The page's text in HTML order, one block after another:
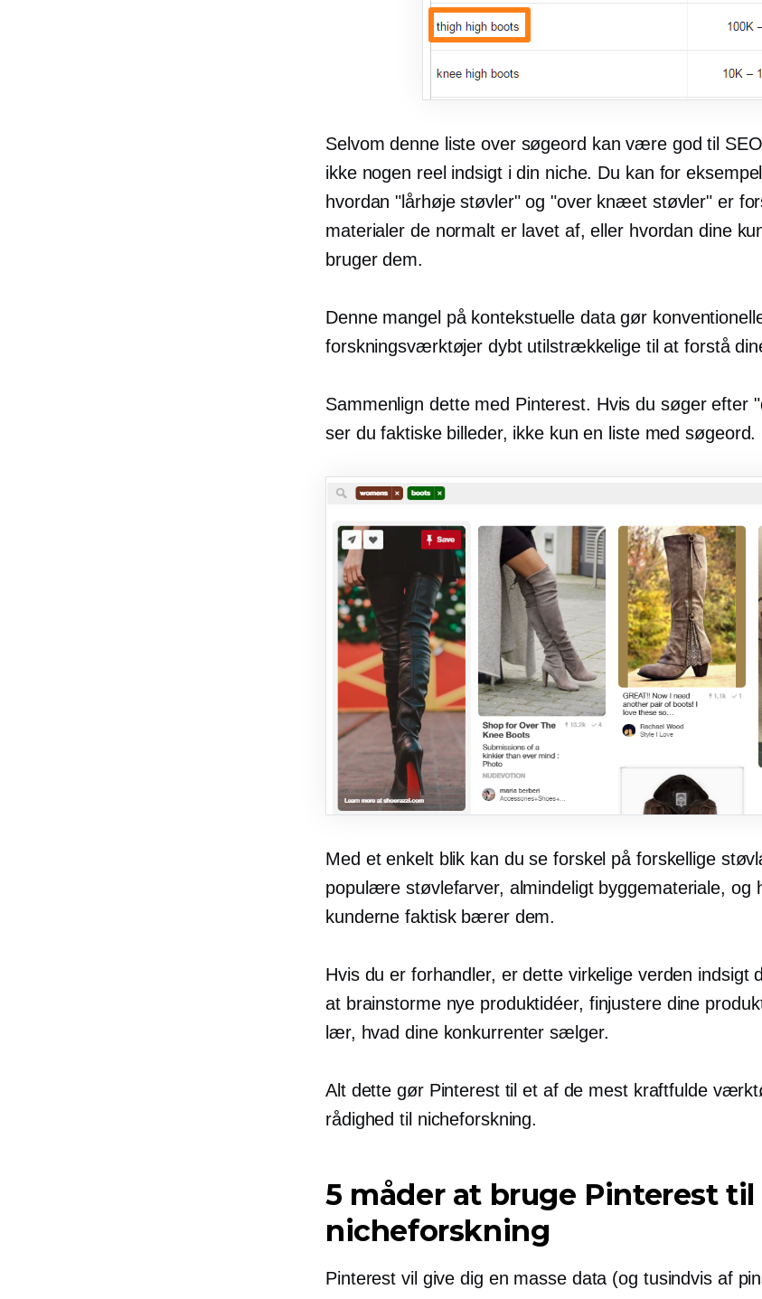
Selvom denne liste over søgeord kan være god til
ikke nogen reel indsigt i din niche. Du kan for
hvordan "lårhøje støvler" og "over knæet støvler" er
materialer de normalt er lavet af, eller hvordan dine
bruger dem.
Denne mangel på kontekstuelle data gør
forskningsværktøjer dybt utilstrækkelige til at forstå
Sammenlign dette med Pinterest. Hvis du søger efter
ser du faktiske billeder, ikke kun en liste med søgeord.
Med et enkelt blik kan du se forskel på forskellige
populære støvlefarver, almindeligt byggemateriale, og
kunderne faktisk bærer dem.
Hvis du er forhandler, er dette virkelige verden indsigt
at brainstorme nye produktidéer, finjusteredine
lær, hvad dine konkurrenter sælger.
Alt dette gør Pinterest til et af de mest kraftfulde
rådighed til nicheforskning.
5 måder at bruge Pinterest til
nicheforskning
Pinterest vil give dig en masse data (og tusindvis af